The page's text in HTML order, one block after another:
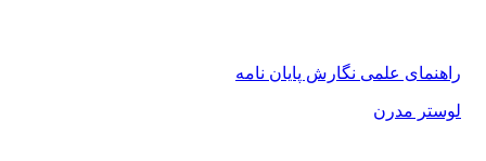
راهنمای علمی نگارش پایان نامه
لوستر مدرن